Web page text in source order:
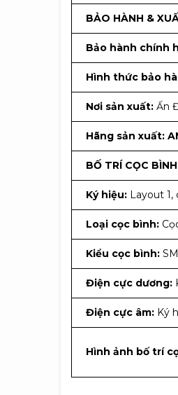
BẢO HÀNH &
Bảo hành chính
Hình thức bảo
Nơi sản xuất: Ấn
Hãng sản xuất:
BỐ TRÍ CỌC
Ký hiệu: Layout 1,
Loại cọc bình:
Kiểu cọc bình:
Điện cực dương:
Điện cực âm: Ký
Hình ảnh bố trí